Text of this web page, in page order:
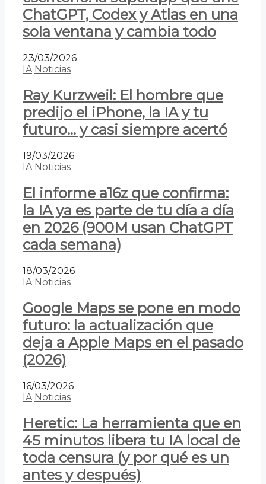
ChatGPT, Codex y Atlas en una
sola ventana y cambia todo
23/03/2026
IA Noticias
Ray Kurzweil: El hombre que
predijo el iPhone, la IA y tu
futuro… y casi siempre acertó
19/03/2026
IA Noticias
El informe a16z que confirma:
la IA ya es parte de tu día a día
en 2026 (900M usan ChatGPT
cada semana)
18/03/2026
IA Noticias
Google Maps se pone en modo
futuro: la actualización que
deja a Apple Maps en el pasado
(2026)
16/03/2026
IA Noticias
Heretic: La herramienta que en
45 minutos libera tu IA local de
toda censura (y por qué es un
antes y después)